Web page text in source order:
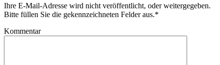
Ihre E-Mail-Adresse wird nicht veröffentlicht, oder weitergegeben.
Bitte füllen Sie die gekennzeichneten Felder aus.*
Kommentar